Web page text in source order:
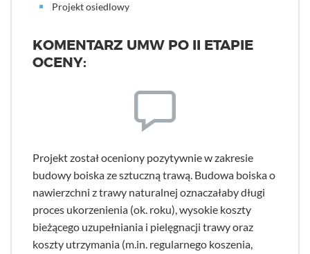
Projekt osiedlowy
KOMENTARZ UMW PO II ETAPIE
OCENY:
Projekt został oceniony pozytywnie w zakresie
budowy boiska ze sztuczną trawą. Budowa boiska o
nawierzchni z trawy naturalnej oznaczałaby długi
proces ukorzenienia (ok. roku), wysokie koszty
bieżącego uzupełniania i pielęgnacji trawy oraz
koszty utrzymania (m.in. regularnego koszenia,